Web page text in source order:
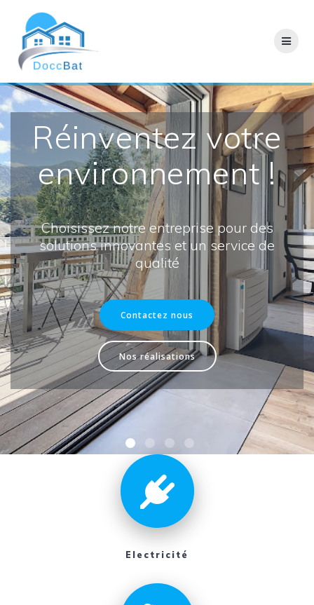
Réinventez votre
environnement !
Choisissez notre entreprise pour des
solutions innovantes et un service de
qualité
Contactez nous
Nos réalisations
Electricité